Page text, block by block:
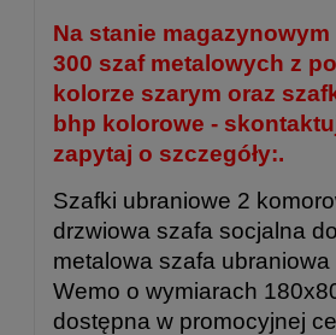
Na stanie
300 szaf metalowych z
kolorze szarym oraz
bhp kolorowe -
zapytaj o szczegóły:.
Szafki ubraniowe 2
drzwiowa szafa socjalna
metalowa szafa ubraniowa
Wemo o wymiarach
dostępna w promocyjnej